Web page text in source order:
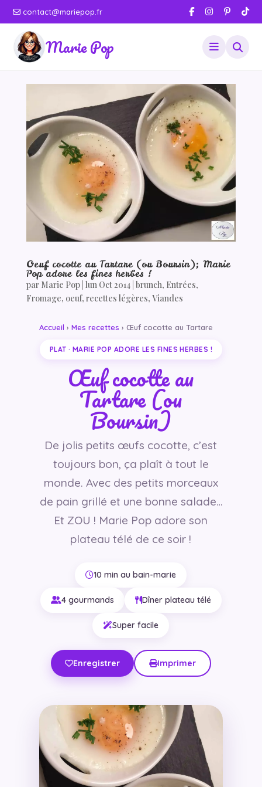
contact@mariepop.fr
Marie Pop
Oeuf cocotte au Tartare (ou Boursin); Marie
Pop adore les fines herbes !
par Marie Pop| lun Oct 2014| brunch, Entrées,
Fromage, oeuf, recettes légères, Viandes
Accueil › Mes recettes › Œuf cocotte au Tartare
PLAT · MARIE POP ADORE LES FINES HERBES !
Œuf cocotte au
Tartare (ou
Boursin)
De jolis petits œufs cocotte, c’est
toujours bon, ça plaît à tout le
monde. Avec des petits morceaux
de pain grillé et une bonne salade…
Et ZOU ! Marie Pop adore son
plateau télé de ce soir !
10 min au bain-marie
4 gourmands Dîner plateau télé
Super facile
Enregistrer Imprimer